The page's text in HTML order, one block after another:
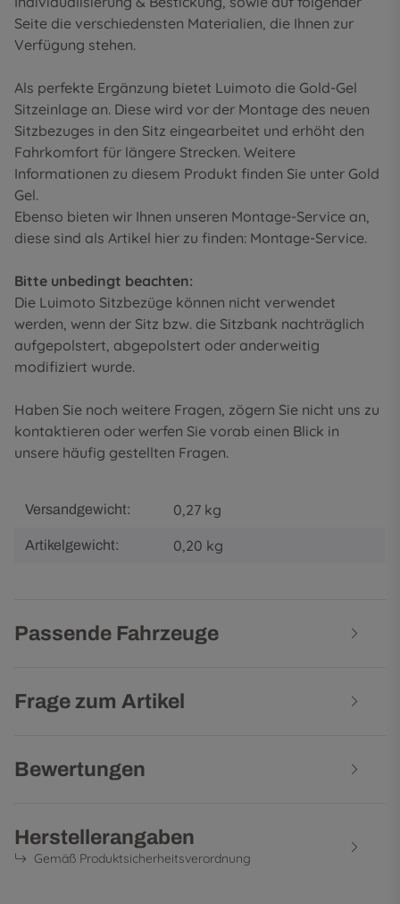
Seite die verschiedensten Materialien, die Ihnen zur
Verfügung stehen.
Als perfekte Ergänzung bietet Luimoto die Gold-Gel
Sitzeinlage an. Diese wird vor der Montage des neuen
Sitzbezuges in den Sitz eingearbeitet und erhöht den
Fahrkomfort für längere Strecken. Weitere
Informationen zu diesem Produkt finden Sie unter Gold
Gel.
Ebenso bieten wir Ihnen unseren Montage-Service an,
diese sind als Artikel hier zu finden: Montage-Service.
Bitte unbedingt beachten:
Die Luimoto Sitzbezüge können nicht verwendet
werden, wenn der Sitz bzw. die Sitzbank nachträglich
aufgepolstert, abgepolstert oder anderweitig
modifiziert wurde.
Haben Sie noch weitere Fragen, zögern Sie nicht uns zu
kontaktieren oder werfen Sie vorab einen Blick in
unsere häufig gestellten Fragen.
Versandgewicht: 0,27 kg
Artikelgewicht: 0,20 kg
Passende Fahrzeuge
Frage zum Artikel
Bewertungen
Herstellerangaben
Gemäß Produktsicherheitsverordnung